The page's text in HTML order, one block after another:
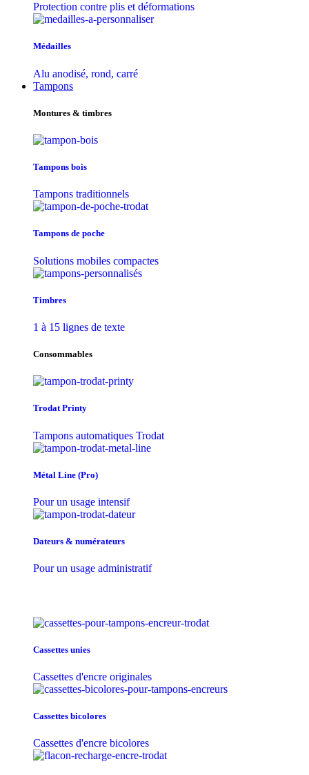
Protection contre plis et déformations
Médailles
Alu anodisé, rond, carré
Tampons
Montures & timbres
Tampons bois
Tampons traditionnels
Tampons de poche
Solutions mobiles compactes
Timbres
1 à 15 lignes de texte
Consommables
Trodat Printy
Tampons automatiques Trodat
Métal Line (Pro)
Pour un usage intensif
Dateurs & numérateurs
Pour un usage administratif
Cassettes unies
Cassettes d'encre originales
Cassettes bicolores
Cassettes d'encre bicolores